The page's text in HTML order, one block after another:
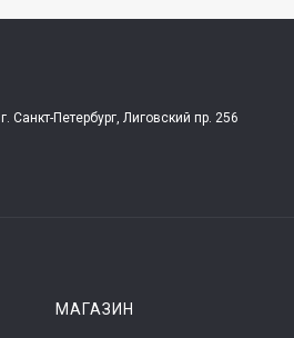
г. Санкт-Петербург, Лиговский пр. 256
МАГАЗИН